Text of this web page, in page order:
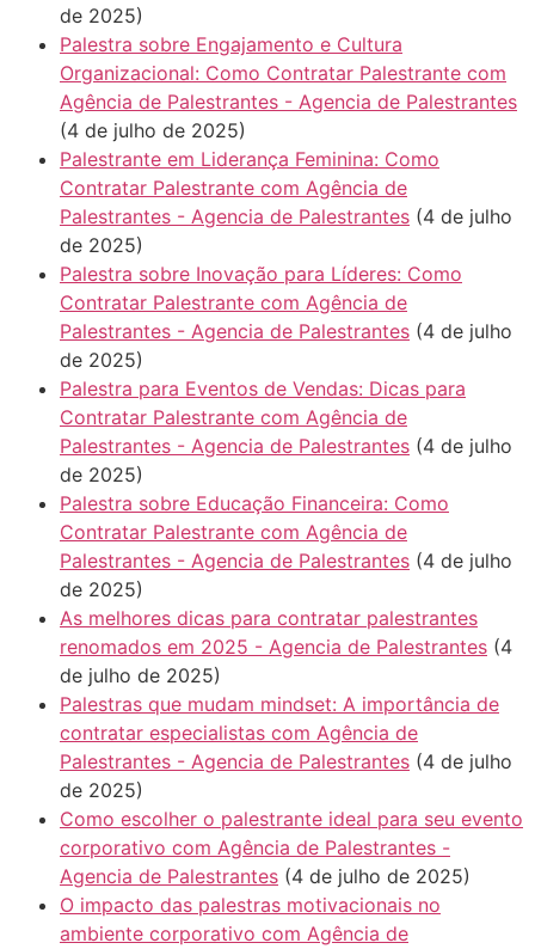
de 2025)
Palestra sobre Engajamento e Cultura
Organizacional: Como Contratar Palestrante com
Agência de Palestrantes - Agencia de Palestrantes
(4 de julho de 2025)
Palestrante em Liderança Feminina: Como
Contratar Palestrante com Agência de
Palestrantes - Agencia de Palestrantes (4 de julho
de 2025)
Palestra sobre Inovação para Líderes: Como
Contratar Palestrante com Agência de
Palestrantes - Agencia de Palestrantes (4 de julho
de 2025)
Palestra para Eventos de Vendas: Dicas para
Contratar Palestrante com Agência de
Palestrantes - Agencia de Palestrantes (4 de julho
de 2025)
Palestra sobre Educação Financeira: Como
Contratar Palestrante com Agência de
Palestrantes - Agencia de Palestrantes (4 de julho
de 2025)
As melhores dicas para contratar palestrantes
renomados em 2025 - Agencia de Palestrantes (4
de julho de 2025)
Palestras que mudam mindset: A importância de
contratar especialistas com Agência de
Palestrantes - Agencia de Palestrantes (4 de julho
de 2025)
Como escolher o palestrante ideal para seu evento
corporativo com Agência de Palestrantes -
Agencia de Palestrantes (4 de julho de 2025)
O impacto das palestras motivacionais no
ambiente corporativo com Agência de